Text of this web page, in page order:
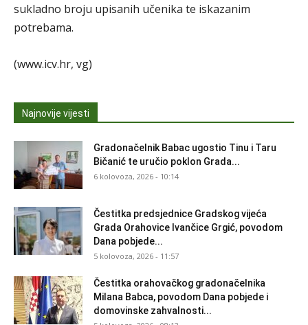
sukladno broju upisanih učenika te iskazanim
potrebama.
(www.icv.hr, vg)
Najnovije vijesti
Gradonačelnik Babac ugostio Tinu i Taru
Bičanić te uručio poklon Grada...
6 kolovoza, 2026 - 10:14
Čestitka predsjednice Gradskog vijeća
Grada Orahovice Ivančice Grgić, povodom
Dana pobjede...
5 kolovoza, 2026 - 11:57
Čestitka orahovačkog gradonačelnika
Milana Babca, povodom Dana pobjede i
domovinske zahvalnosti...